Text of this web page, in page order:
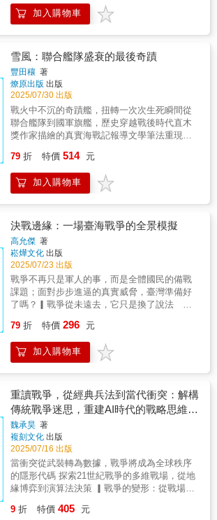
「變」，才使得每個人在指揮藝術、處世之
道、經商智謀和駕馭世事等方面，顯得那麼富
有靈活性、機動性和創造性。 「兵不在多，而
在精。」競爭取勝的招數不在多，而在管用。
相信在你人生發展的重要關頭，《三十六計》
必然能夠對你有所啟發，幫助你戰勝對手，獲
得最後的成功。 本書立足於全方位詮釋《三十
六計》，揭示其在現代社會中的潛力和威力，
以使它能為每一個渴望成功者鋪就——「三十
六級臺階」。
的修養求，訪問推求；志，人之心志。黃石公
在這一章指出，想要成就事業，必得其人，求
其志，但「志不可妄求」，要有所依託。書中
都包含著古代先賢們的智慧和教訓，值得學
習。第四章 本德宗道——深謀遠慮，心向正
道《素書》講的是權謀之法，這一章卻專門強
調要「以德為本，以道為宗」，講述了務本、
修德、守道、明宗的道理。修身處事，以德立
身，這是一個成功者應有的內在素養，不忘根
本，才能立得長久。第五章 遵義——牢記經
的原則。黃石公指出，遵義就是要獎善行，懲
惡行，如果對自己放鬆要求，對他人求全責
備，這樣就會受人唾棄，而只有行仁義，才可
以消除災禍，防止失敗。第六章 安禮——治
體也。本章講的是承上接下，以顯尊卑的道
理。本書從黃石公所講治國之道引申開來，論
述了現代管理智慧，尤其是秩序、規則和原
則。只有按照原則和規矩做事，才能把事情正
常進行下去。
技情報轉移、透過微信與家屬監控異議人士，
乃至聯合僑社發動抗議行動、施壓主流媒體。
非常殘酷的戰鬥，有時當場斃命會更勝於被
俘。指揮官的絕望，逼使士兵走上自殺攻擊是
下策，而對違反軍令者的懲罰，更回復到十九
潔卻道盡辛酸的文字：當你們到家以後告訴他
們︰我們為了你們的明日獻出自己的今天但那
些犧牲者究竟是為了誰的「明日」？是為一個
瀕臨自我解體的帝國？她知道無法再用那太脆
弱且毫無自信的軍隊，來維持以往富裕的領
地？然而，認為這些犧牲者死得毫無價值，那
也太簡單。如果讓日本最有野心的牟田口廉也
情況會是如何？他見到有機會可以將印度從英
人手中奪走，擊潰英國在東方的勢力，逼英國
必須從這場戰爭撤退。倘若加上與通過高加索
可能造成個別的談和。與這群在日本及德國近
代歷史上最糟的壞蛋妥協，會造成一個「極權
－軍國主義」的灰暗世界。作者路易斯．艾倫
（Louis Allen）歷時四十年嘔心瀝血寫成此
書，並根據自己的親身經歷，及借鑒日本、英
國和美國官方歷史、回憶錄、將軍傳記、日記
和報紙報導，做了詳盡研究。他以優美文學筆
著，書中闡述從最高統帥部到小兵無數的故
層面。故事的範圍，遠遠超出了純粹的軍事歷
史，是多層次，並客觀地分析與細膩刻繪人類
在面對戰爭的死亡、傷殘、病苦、行刑、逼
供、飢渴的多重無助和荒涼地域之中，所生殘
酷、野獸性與性慾宣洩的總反應，將日本作繭
自縛之跡，誠實作成深刻記錄。本書也探討軍
事事件的政治和民族文化背景。因為熟稔日
文，作者參考最大量的英、日文史料，又加上
若干法、緬、泰、印度資料，對衝突各面，觀
察入微，並對敵、友、我方，給予同等的人性
關懷。他掌握書中人物的情緒，自己卻不帶情
緒，十分難能可貴。整體而言，此書堪稱二戰
戰的血淚交織史。★讀者好評作為一名退伍軍
年的奮戰與犧牲，其後代在台灣各眷村或是留
在泰北當地努力生活的樣貌，是國界邊陲老兵
地名，但它 的故事卻不是人盡皆知！這片位於
泰國、緬甸與寮國的三國交界處，約有20萬平
方公里的蓊鬱森林，蘊藏著極為豐富的沙金、
銅礦和寶石，故有「金三角」之美名，惟自20
世紀初，淪為了「三不管」地帶的毒品王國。
1949年，國軍在中國大陸全面潰敗之際，百萬
軍民撤至臺灣，卻有一支殘兵退入緬甸，進到
泰緬寮「三角」地區，入數最初僅1400餘人，
但在李彌將軍的領導下，這批殘餘國軍，爭取
站穩了腳跟，留下反共復國的尖兵和火種，時
間長達30年之久，而這批留在金三角的「雲南
反共救國軍」，卻也淪為不折不扣的「孤
輝說，國共兩黨在金三角地區的鬥爭，乃是雙
方在大陸鬥爭的延續，旨哉斯言！民國39年大
陸易幟之後，國府在沿海及邊境地區一共組職
了9支反共救國軍，第一支的「雲南反共救國
軍」，係於民國40年1月10日成立，其中漂泊、
凋零於異域的948位戰士英靈，經由各方不斷的
努力，終於在72年後的民國112年6月30日回到
保存聯盟」所發行的《眷村雜誌》，於民國113
年10月份所報導的封面故事〈金三角 孤軍
淚〉，二次深入泰緬邊界的金三角，採訪當年
段，集結成這本專書，呈現於國人面前，為
1949民國史中的國界邊陲篇章，留下感天動
地、不可磨滅的史料。然而，這並非是故事的
尾聲，儘管民國101年有關單位迎回泰緬440名
英靈，112年又迎回948名英靈安置於圓山國民
革命忠烈祠，卻有無可計數的孤魂，因難以查
考及尋訪，仍然「無家可歸」。他們的後代，
有不少人在當地依舊被視成「難民」，隨之而
來的生存困境，可以想見。漫漫長夜的哭泣
後，孤軍的淚流盡了嗎？值得大家來關心！
加入購物車
雪風：聯合艦隊盛衰的最後奇蹟
豐田穰 著
燎原出版 出版
2025/07/30 出版
戰火中不沉的奇蹟艦，扭轉一次次生死瞬間從
聯合艦隊到國軍旗艦，歷史穿越戰後時代直木
獎作家描繪的真實海戰記報導文學筆法重現真
不沉驅逐艦的故事。她幾度穿越九死一生的激
烈戰鬥，總是能平安歸來，雖然有人以「會吃
掉僚艦」的雪風來稱呼她，但顯見雪風的運氣
艘被譽為「幸運艦」的艦艇在太平洋戰爭中的
歷程。「雪風」從開戰初期就參與了泗水海
戰、中途島、索羅門海戰、馬里亞納海戰、雷
伊泰灣、大和特攻等幾乎所有重大海戰或行
動，從一開始的打雜式護衛任務，到最後被賦
予越來越吃重的角色。隨著同單位姐妹艦的凋
零，始終留在現場的雪風，逐漸成為作戰的重
心。面對再多的生死交關，「雪風」卻始終奇
蹟般倖存返航，成為日本聯合艦隊少數損傷輕
華民國海軍，改名「丹陽」，成為國軍旗艦繼
續服役多年。但倖存的日本老兵，還是心繫老
戰友的動向，直到丹陽艦除役解體，舵輪及船
錨回歸日本海軍軍官培訓的殿堂——江田島，
才總算回到戰友的身邊永存。豐田穣不以英雄
主義粉飾戰爭，而是還原那些在血與火中掙扎
求存的基層官兵的親身經歷。他透過採訪倖存
官兵、查閱大量日記、資料，呈現「雪風」在
戰場上的真實過程。軍事專家肯定本書對陽炎
級設計細節與各戰役部署的細膩描繪，視其為
研究日軍驅逐艦行動的重要文獻，距離出版超
過40年，至今依然是日文戰紀閱讀的不可忽視
79 折 特價 514 元
加入購物車
決戰邊緣：一場臺海戰爭的全景模擬
高允傑 著
崧燁文化 出版
2025/07/23 出版
戰爭不再只是軍人的事，而是全體國民的備戰
課題；面對步步進逼的真實威脅，臺灣準備好
了嗎？▎戰爭從未遠去，它只是換了說法
演、每一段談話中悄悄逼近。本書不預言未
來，但用最堅實的戰略分析與歷史借鏡，拆解
臺海可能爆發衝突的多重場景。從決策者的舉
與利益中逐步流失。▎看不見的第一擊，其實
早已展開 現代戰爭不再只是飛彈與槍火，
而是從晶片封鎖、認知操弄、社群滲透到經濟
壓迫的全方位施壓。本書以實戰案例與推演視
角剖析資訊戰、經濟戰與認知戰如何成為「首
波攻擊」的替代方案，並揭示臺灣如何早已身
處戰爭邊緣卻不自知。▎島鏈之間，盟友未必
可靠 臺灣的地緣價值不言而喻，但在區域
聯盟與國際秩序的糾葛中，它究竟是被拱上的
棋子，還是自己能走出一步的玩家？本書探討
79 折 特價 296 元
加入購物車
重讀戰爭，從經典兵法到當代衝突：解構
傳統戰爭迷思，重建AI時代的戰略思維與
制度防衛
魏承昊 著
複刻文化 出版
2025/07/16 出版
當衝突從武裝轉為數據，戰爭將成為全球秩序
的隱形代碼 探索21世紀戰爭的多維戰場，從地
緣博弈到演算法決策 ▎戰爭的變形：從戰場到
和新聞畫面裡嗎？錯了。二十世紀的兩次世界
9 折 特價 405 元